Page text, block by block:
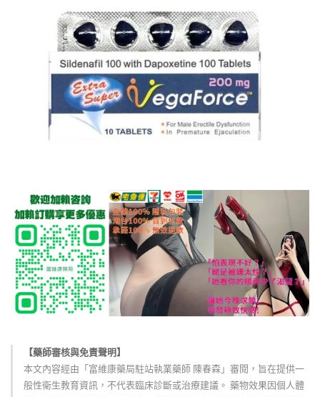
【藥師審核與免責聲明】
本文內容經由「富維康藥局駐站執業藥師 陳春森」審閱，旨在提供一
般性衛生教育資訊，不代表臨床診斷或治療建議。 藥物效果因個人體